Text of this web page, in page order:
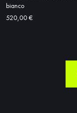
bianco
520,00 €